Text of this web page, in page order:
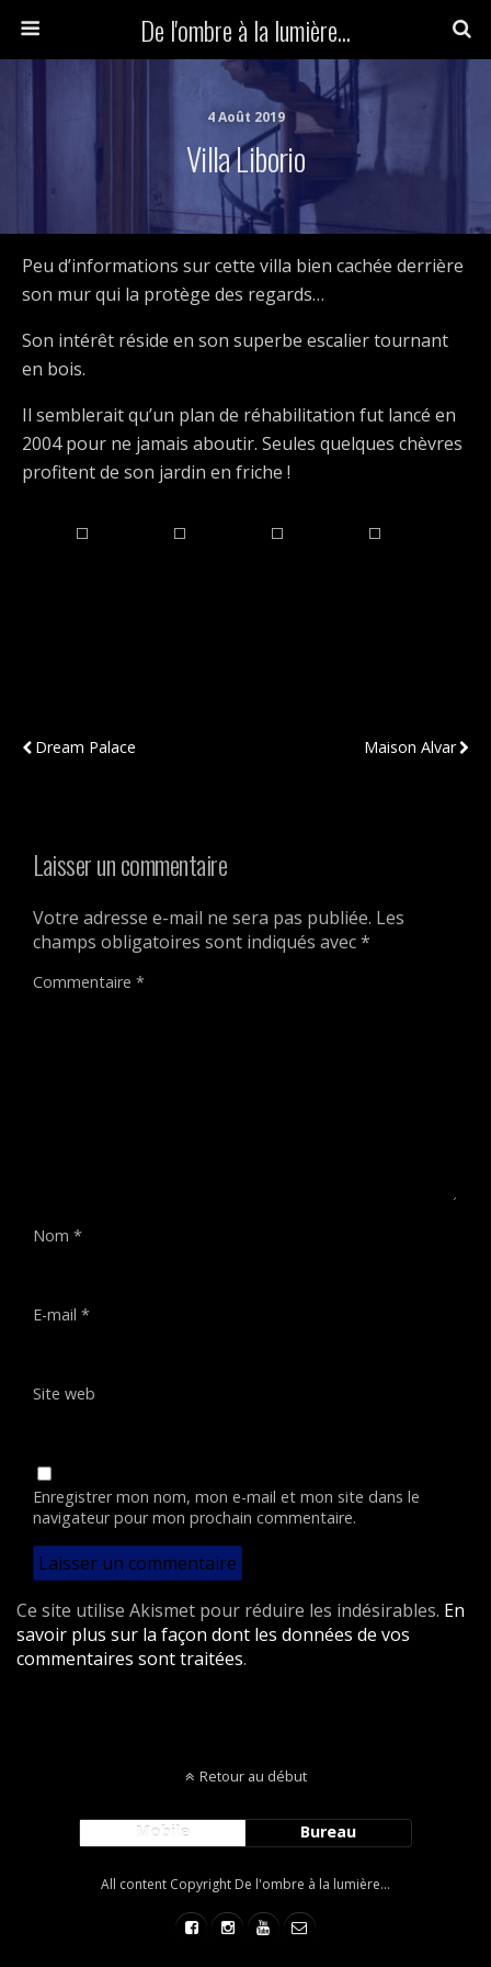
De l'ombre à la lumière...
4 Août 2019
Villa Liborio
Peu d’informations sur cette villa bien cachée derrière
son mur qui la protège des regards…
Son intérêt réside en son superbe escalier tournant
en bois.
Il semblerait qu’un plan de réhabilitation fut lancé en
2004 pour ne jamais aboutir. Seules quelques chèvres
profitent de son jardin en friche !
Dream Palace
Maison Alvar
Laisser un commentaire
Votre adresse e-mail ne sera pas publiée. Les
champs obligatoires sont indiqués avec*
Commentaire *
Nom *
E-mail *
Site web
Enregistrer mon nom, mon e-mail et mon site dans le
navigateur pour mon prochain commentaire.
Ce site utilise Akismet pour réduire les indésirables. En
savoir plus sur la façon dont les données de vos
commentaires sont traitées.
Retour au début
Mobile Bureau
All content Copyright De l'ombre à la lumière...